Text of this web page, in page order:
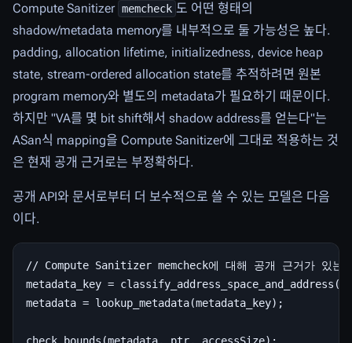
Compute Sanitizer memcheck 도 어떤 형태의
shadow/metadata memory를 내부적으로 둘 가능성은 높다.
padding, allocation lifetime, initializedness, device heap
state, stream-ordered allocation state를 추적하려면 원본
program memory와 별도의 metadata가 필요하기 때문이다.
하지만 "VA를 몇 bit shift해서 shadow address를 얻는다"는
ASan식 mapping을 Compute Sanitizer에 그대로 적용하는 것
은 현재 공개 근거로는 부정확하다.
공개 API와 문서로부터 더 보수적으로 쓸 수 있는 모델은 다음
이다.
// Compute Sanitizer memcheck에 대해 공개 근거가 있는
metadata_key =
metadata = lookup_metadata(metadata_key);